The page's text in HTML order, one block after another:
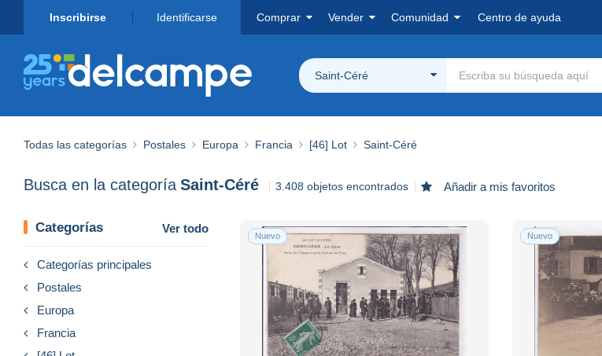
Inscribirse Identificarse Comprar Vender Comunidad Centro de ayuda
Saint-Céré
Todas las categorías Postales Europa Francia [46] Lot Saint-Céré
Busca en la categoría Saint-Céré 3.408 objetos encontrados Añadir a mis favoritos
Categorías Ver todo
Categorías principales
Postales
Europa
Francia
Nuevo Nuevo